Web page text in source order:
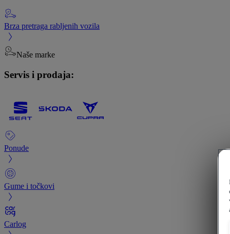
Brza pretraga rabljenih vozila
Naše marke
Servis i prodaja:
Ponude
Gume i točkovi
Carlog